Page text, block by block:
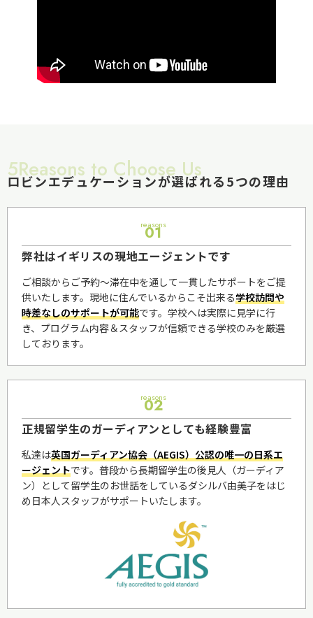
5Reasons to Choose Us
ロビンエデュケーションが選ばれる5つの理由
reasons
01
弊社はイギリスの現地エージェントです
ご相談からご予約〜滞在中を通して一貫したサポートをご提
供いたします。現地に住んでいるからこそ出来る学校訪問や
時差なしのサポートが可能です。学校へは実際に見学に行
き、プログラム内容＆スタッフが信頼できる学校のみを厳選
しております。
reasons
02
正規留学生のガーディアンとしても経験豊富
私達は英国ガーディアン協会（AEGIS）公認の唯一の日系エ
ージェントです。普段から長期留学生の後見人（ガーディア
ン）として留学生のお世話をしているダシルバ由美子をはじ
め日本人スタッフがサポートいたします。